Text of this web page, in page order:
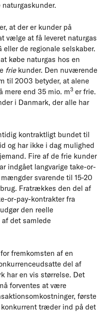
at der er kunder på
vælge at få leveret naturgas
de regionale selskaber.
købe naturgas hos en
friekunder. Den nuværende
til 2003 betyder, at alene
mere end 35 mio. m3 er frie.
i Danmark, der alle har
kontraktligt bundet til
og har ikke i dag mulighed
Fire af de frie kunder
indgået langvarige take-or-
svarende til 15-20
Fratrækkes den del af
or-pay-kontrakter fra
den reelle
det samlede
fremkomsten af en
del af
har en vis størrelse. Det
forventes at være
første
træder ind på det